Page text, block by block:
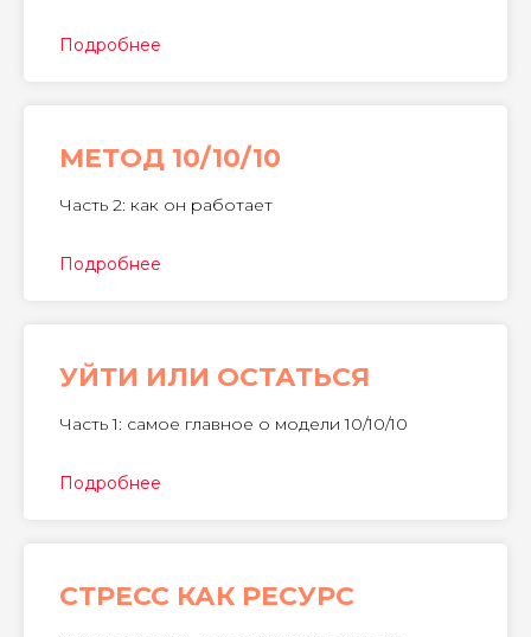
Подробнее
МЕТОД 10/10/10
Часть 2: как он работает
Подробнее
УЙТИ ИЛИ ОСТАТЬСЯ
Часть 1: самое главное о модели 10/10/10
Подробнее
СТРЕСС КАК РЕСУРС